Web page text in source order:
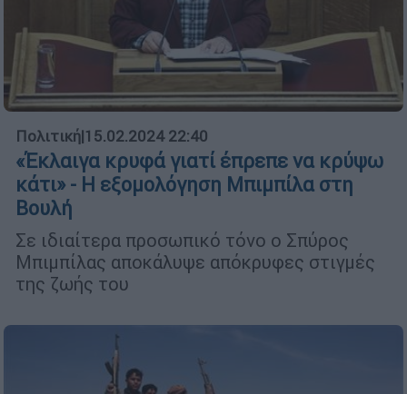
Πολιτική|15.02.2024 22:40
«Έκλαιγα κρυφά γιατί έπρεπε να κρύψω
κάτι» - Η εξομολόγηση Μπιμπίλα στη
Βουλή
Σε ιδιαίτερα προσωπικό τόνο ο Σπύρος
Μπιμπίλας αποκάλυψε απόκρυφες στιγμές
της ζωής του